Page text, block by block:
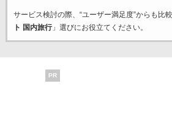
サービス検討の際、“ユーザー満足度”からも比
ト 国内旅行」選びにお役立てください。
PR